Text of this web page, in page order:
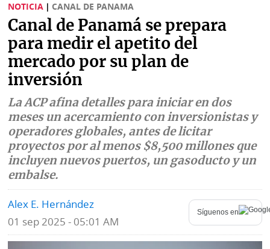
Judiciales
Política
Economía
Mundo
Deportes
Tecnología
Ponle
Firma
K
Vivir+
Opinión
Fotografías
Videos
Fe
de
erratas
Historias
NOTICIA | CANAL DE PANAMA
Canal de Panamá se prepara
para medir el apetito del
mercado por su plan de
inversión
La ACP afina detalles para iniciar en dos
meses un acercamiento con inversionistas y
operadores globales, antes de licitar
proyectos por al menos $8,500 millones que
incluyen nuevos puertos, un gasoducto y un
embalse.
Alex E. Hernández
01 sep 2025 - 05:01 AM
Síguenos en